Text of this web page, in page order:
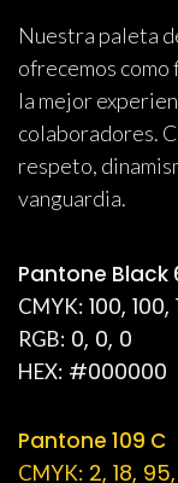
Nuestra paleta
ofrecemos
la mejor
colaboradores.
respeto,
vanguardia.
Pantone Black
CMYK: 100, 100,
RGB: 0, 0, 0
HEX: #000000
Pantone 109 C
CMYK: 2, 18,